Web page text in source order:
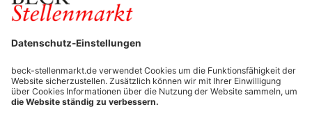
FÜR ARBEITGEBER
Stellenmarktpreise
Anzeigen-AGB
Media-Daten
Newsletteranmeldung